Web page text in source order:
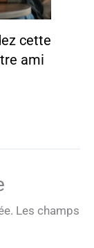
cette
ami
Les champs